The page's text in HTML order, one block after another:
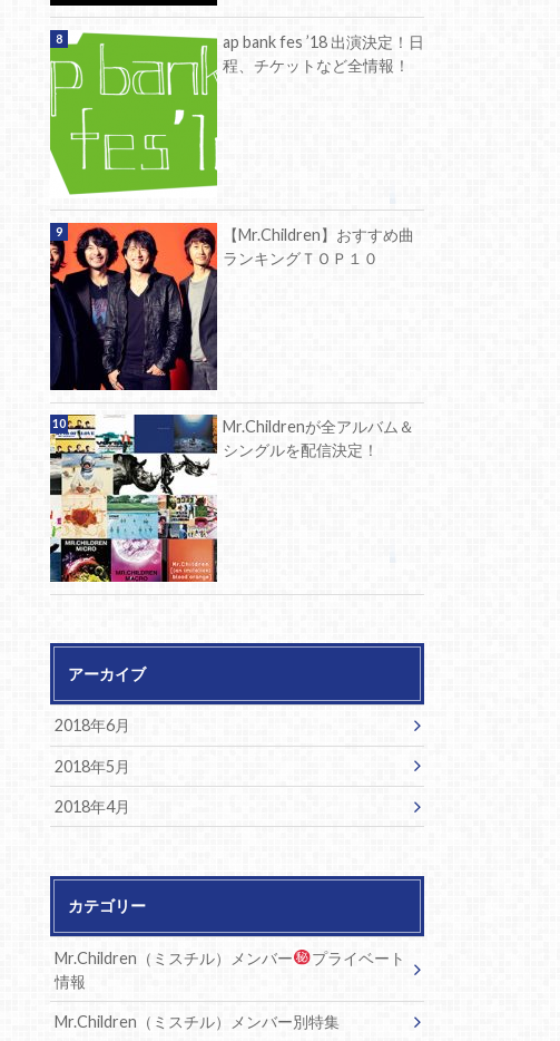
ap bank fes ’18 出演決定！日
程、チケットなど全情報！
【Mr.Children】おすすめ曲
ランキングＴＯＰ１０
Mr.Childrenが全アルバム＆
シングルを配信決定！
アーカイブ
2018年6月
2018年5月
2018年4月
カテゴリー
Mr.Children（ミスチル）メンバー
プライベート
情報
Mr.Children（ミスチル）メンバー別特集